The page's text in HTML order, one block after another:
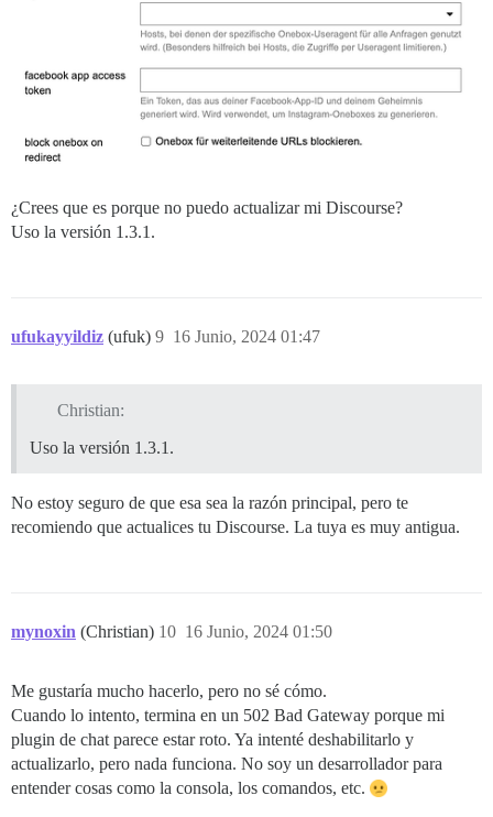
¿Crees que es porque no puedo actualizar mi Discourse?
Uso la versión 1.3.1.
ufukayyildiz (ufuk) 16 Junio, 2024 01:47
9
Christian:
Uso la versión 1.3.1.
No estoy seguro de que esa sea la razón principal, pero te
recomiendo que actualices tu Discourse. La tuya es muy antigua.
mynoxin (Christian) 16 Junio, 2024 01:50
10
Me gustaría mucho hacerlo, pero no sé cómo.
Cuando lo intento, termina en un 502 Bad Gateway porque mi
plugin de chat parece estar roto. Ya intenté deshabilitarlo y
actualizarlo, pero nada funciona. No soy un desarrollador para
entender cosas como la consola, los comandos, etc.